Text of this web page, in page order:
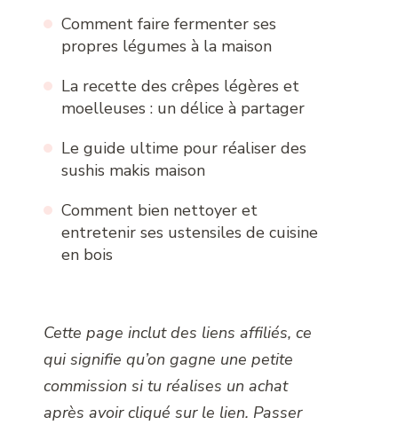
Comment faire fermenter ses
propres légumes à la maison
La recette des crêpes légères et
moelleuses : un délice à partager
Le guide ultime pour réaliser des
sushis makis maison
Comment bien nettoyer et
entretenir ses ustensiles de cuisine
en bois
Cette page inclut des liens affiliés, ce
qui signifie qu’on gagne une petite
commission si tu réalises un achat
après avoir cliqué sur le lien. Passer